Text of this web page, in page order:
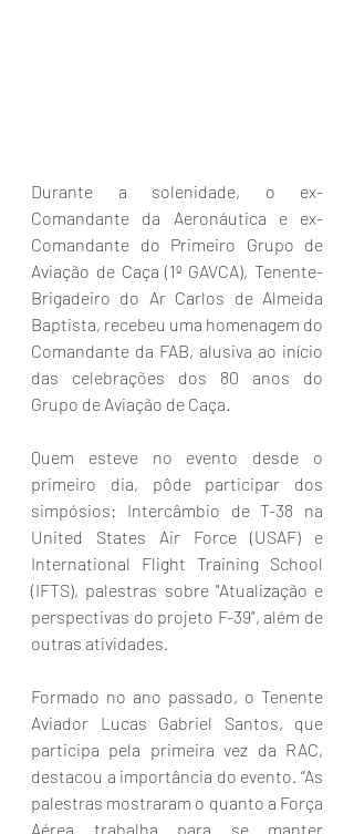
Durante a solenidade, o ex-
Comandante da Aeronáutica e ex-
Comandante do Primeiro Grupo de
Aviação de Caça (1º GAVCA), Tenente-
Brigadeiro do Ar Carlos de Almeida
Baptista, recebeu uma homenagem do
Comandante da FAB, alusiva ao início
das celebrações dos 80 anos do
Grupo de Aviação de Caça.
Quem esteve no evento desde o
primeiro dia, pôde participar dos
simpósios: Intercâmbio de T-38 na
United States Air Force (USAF) e
International Flight Training School
(IFTS), palestras sobre "Atualização e
perspectivas do projeto F-39", além de
outras atividades.
Formado no ano passado, o Tenente
Aviador Lucas Gabriel Santos, que
participa pela primeira vez da RAC,
destacou a importância do evento. “As
palestras mostraram o quanto a Força
Aérea trabalha para se manter